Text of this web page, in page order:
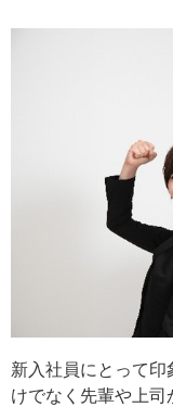
新入社員にとって
けでなく先輩や上司